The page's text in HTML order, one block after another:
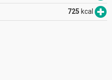
725 kcal